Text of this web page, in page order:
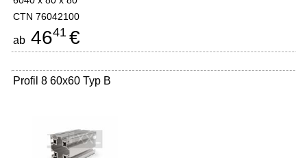
CTN 76042100
ab 4641 €
Profil 8 60x60 Typ B